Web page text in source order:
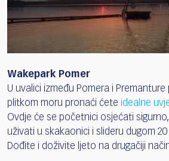
Wakepark Pomer
U uvalici između Pomera i
plitkom moru pronaći ćete idealne
Ovdje će se početnici osjećati
uživati u skakaonici i slideru dugom
Dođite i doživite ljeto na drugačiji